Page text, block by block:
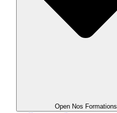
Open Nos Formations